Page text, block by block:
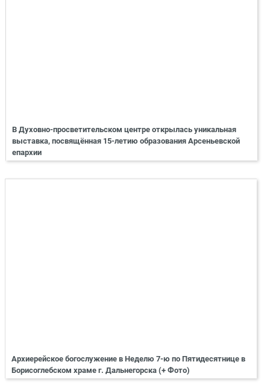
В Духовно-просветительском центре открылась уникальная
выставка, посвящённая 15-летию образования Арсеньевской
епархии
Архиерейское богослужение в Неделю 7-ю по Пятидесятнице в
Борисоглебском храме г. Дальнегорска (+ Фото)